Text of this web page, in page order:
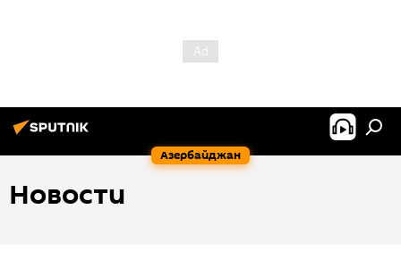
Азербайджан
Новости